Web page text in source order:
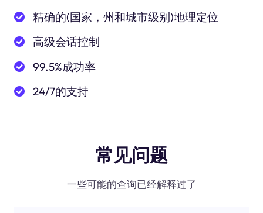
精确的(国家，州和城市级别)地理定位
高级会话控制
99.5%成功率
24/7的支持
常见问题
一些可能的查询已经解释过了